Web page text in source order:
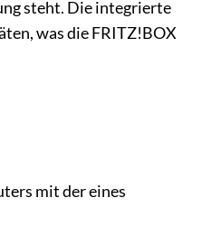
steht. Die integrierte
was die FRITZ!BOX
mit der eines